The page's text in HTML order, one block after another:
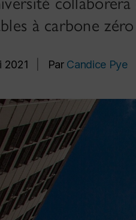
à carbone zéro
2021 Par Candice Pye